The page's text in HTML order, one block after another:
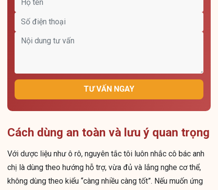
TƯ VẤN NGAY
Cách dùng an toàn và lưu ý quan trọng
Với dược liệu như ô rô, nguyên tắc tôi luôn nhắc cô bác anh
chị là dùng theo hướng hỗ trợ, vừa đủ và lắng nghe cơ thể,
không dùng theo kiểu “càng nhiều càng tốt”. Nếu muốn ứng